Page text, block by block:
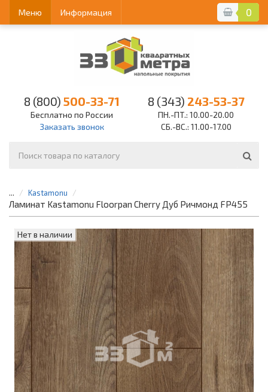
0
Меню Информация
8 (800) 500-33-71
Бесплатно по России
Заказать звонок
8 (343) 243-53-37
ПН.-ПТ.: 10.00-20.00
СБ.-ВС.: 11.00-17.00
... Kastamonu
Ламинат Kastamonu Floorpan Cherry Дуб Ричмонд FP455
Нет в наличии